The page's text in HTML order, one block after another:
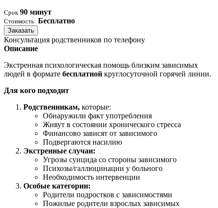
Срок 90 минут
Стоимость: Бесплатно
Заказать
Консультация родственников по телефону
Описание
Экстренная психологическая помощь близким зависимых
людей в формате бесплатной круглосуточной горячей линии.
Для кого подходит
Родственникам, которые:
Обнаружили факт употребления
Живут в состоянии хронического стресса
Финансово зависят от зависимого
Подвергаются насилию
Экстренные случаи:
Угрозы суицида со стороны зависимого
Психозы/галлюцинации у больного
Необходимость интервенции
Особые категории:
Родители подростков с зависимостями
Пожилые родители взрослых зависимых